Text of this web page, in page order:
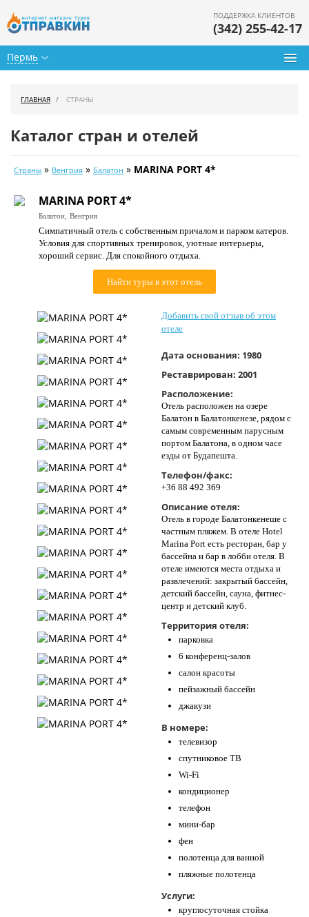
Пермь
ПОДДЕРЖКА КЛИЕНТОВ
(342) 255-42-17
Календарь туров
Цены дня
Страны
Как купить
Контакты
ГЛАВНАЯ СТРАНЫ
Каталог стран и отелей
Страны » Венгрия » Балатон » MARINA PORT 4*
MARINA PORT 4*
Балатон, Венгрия
Симпатичный отель с собственным причалом и парком катеров.
Условия для спортивных тренировок, уютные интерьеры,
хороший сервис. Для спокойного отдыха.
Найти туры в этот отель
Добавить свой отзыв об этом
отеле
Дата основания: 1980
Реставрирован: 2001
Расположение:
Отель расположен на озере
Балатон в Балатонкенезе, рядом с
самым современным парусным
портом Балатона, в одном часе
езды от Будапешта.
Телефон/факс:
+36 88 492 369
Описание отеля:
Отель в городе Балатонкенеше с
частным пляжем. В отеле Hotel
Marina Port есть ресторан, бар у
бассейна и бар в лобби отеля. В
отеле имеются места отдыха и
развлечений: закрытый бассейн,
детский бассейн, сауна, фитнес-
центр и детский клуб.
Территория отеля:
парковка
6 конференц-залов
салон красоты
пейзажный бассейн
джакузи
В номере:
телевизор
спутниковое ТВ
Wi-Fi
кондиционер
телефон
мини-бар
фен
полотенца для ванной
пляжные полотенца
Услуги:
круглосуточная стойка